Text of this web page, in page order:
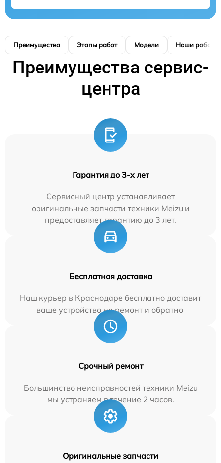
Преимущества Этапы работ Модели Наши работы
Преимущества сервис-
центра
Гарантия до 3-х лет
Сервисный центр устанавливает
оригинальные запчасти техники Meizu и
предоставляет гарантию до 3 лет.
Бесплатная доставка
Наш курьер в Краснодаре бесплатно доставит
ваше устройство на ремонт и обратно.
Срочный ремонт
Большинство неисправностей техники Meizu
мы устраняем в течение 2 часов.
Оригинальные запчасти